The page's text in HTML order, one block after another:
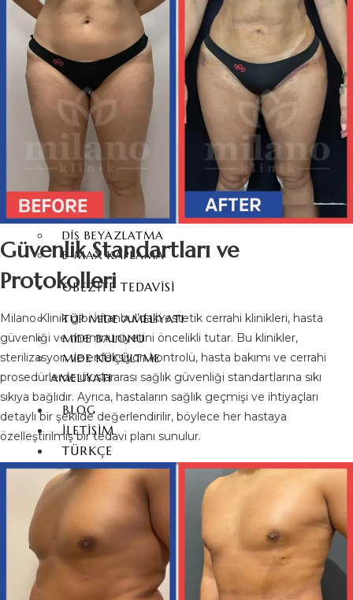
KAŞ EKIMI
BIYIK EKIMI
DIŞ ESTETIĞI
HOLLYWOOD GÜLÜŞÜ
ZIRKONYUM DIŞ
KAPLAMA
LAMINA DIŞ KAPLAMA
PORSELEN DIŞ KAPLAMA
DIŞ KAPLAMA
DIŞ İMPLANTLARI
DIŞ BEYAZLATMA
E-MAX KAPLAMA
OBEZİTE TEDAVİSİ
TÜP MIDE AMELIYATI
MIDE BALONU
MIDE KÜÇÜLTME
AMELIYATI
BLOG
İLETIŞIM
TÜRKÇE
ENGLISH İNGILIZCE
DEUTSCH
ALMANCA
ITALIANO(İTALYANCA
FRANÇAIS
FRANSIZCA
ESPAÑOL
İSPANYOLCA
РУССКИЙ(RUSÇA
Güvenlik Standartları ve
Protokolleri
Milano Klinik gibi İstanbul’daki estetik cerrahi klinikleri, hasta
güvenliği ve memnuniyetini öncelikli tutar. Bu klinikler,
sterilizasyon ve enfeksiyon kontrolü, hasta bakımı ve cerrahi
prosedürlerde uluslararası sağlık güvenliği standartlarına sıkı
sıkıya bağlıdır. Ayrıca, hastaların sağlık geçmişi ve ihtiyaçları
detaylı bir şekilde değerlendirilir, böylece her hastaya
özelleştirilmiş bir tedavi planı sunulur.